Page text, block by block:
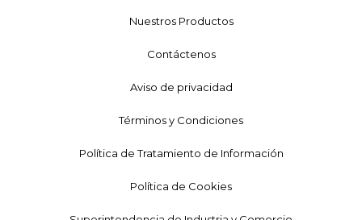
Nuestros Productos
Contáctenos
Aviso de privacidad
Términos y Condiciones
Política de Tratamiento de Información
Política de Cookies